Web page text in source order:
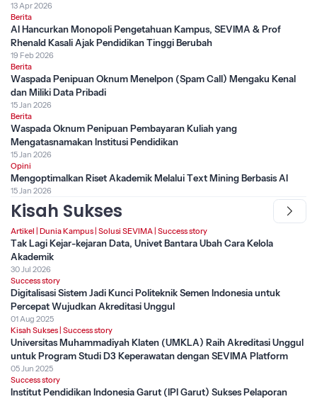
13 Apr 2026
Berita
AI Hancurkan Monopoli Pengetahuan Kampus, SEVIMA & Prof
Rhenald Kasali Ajak Pendidikan Tinggi Berubah
19 Feb 2026
Berita
Waspada Penipuan Oknum Menelpon (Spam Call) Mengaku Kenal
dan Miliki Data Pribadi
15 Jan 2026
Berita
Waspada Oknum Penipuan Pembayaran Kuliah yang
Mengatasnamakan Institusi Pendidikan
15 Jan 2026
Opini
Mengoptimalkan Riset Akademik Melalui Text Mining Berbasis AI
15 Jan 2026
Kisah Sukses
Artikel Dunia Kampus Solusi SEVIMA Success story
Tak Lagi Kejar-kejaran Data, Univet Bantara Ubah Cara Kelola
Akademik
30 Jul 2026
Success story
Digitalisasi Sistem Jadi Kunci Politeknik Semen Indonesia untuk
Percepat Wujudkan Akreditasi Unggul
01 Aug 2025
Kisah Sukses Success story
Universitas Muhammadiyah Klaten (UMKLA) Raih Akreditasi Unggul
untuk Program Studi D3 Keperawatan dengan SEVIMA Platform
05 Jun 2025
Success story
Institut Pendidikan Indonesia Garut (IPI Garut) Sukses Pelaporan